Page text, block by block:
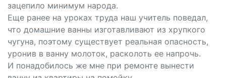
зацепило минимум народа.
Еще ранее на уроках труда наш учитель поведал,
что домашние ванны изготавливают из хрупкого
чугуна, поэтому существует реальная опасность,
уронив в ванну молоток, расколоть ее напрочь.
И понадобилось же мне при ремонте вынести